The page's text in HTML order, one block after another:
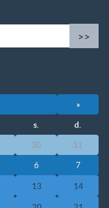
>>
»
s. d.
30
31
6
7
13
14